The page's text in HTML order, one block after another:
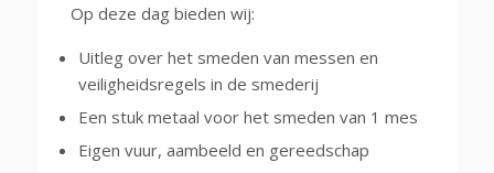
Op deze dag bieden wij:
Uitleg over het smeden van messen en
veiligheidsregels in de smederij
Een stuk metaal voor het smeden van 1 mes
Eigen vuur, aambeeld en gereedschap